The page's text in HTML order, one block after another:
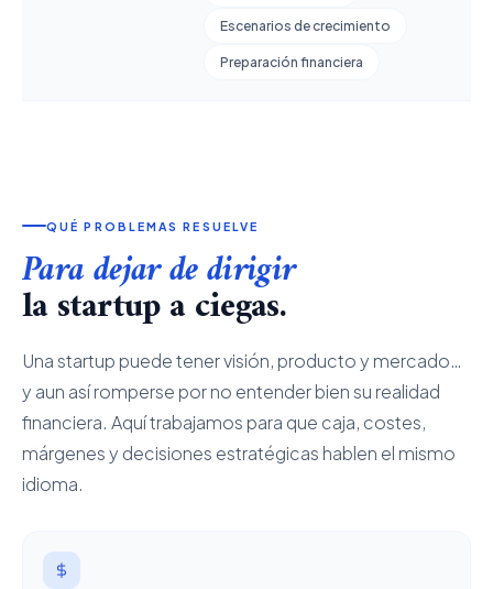
Escenarios de crecimiento
Preparación financiera
QUÉ PROBLEMAS RESUELVE
Para dejar de dirigir
la startup a ciegas.
Una startup puede tener visión, producto y mercado…
y aun así romperse por no entender bien su realidad
financiera. Aquí trabajamos para que caja, costes,
márgenes y decisiones estratégicas hablen el mismo
idioma.